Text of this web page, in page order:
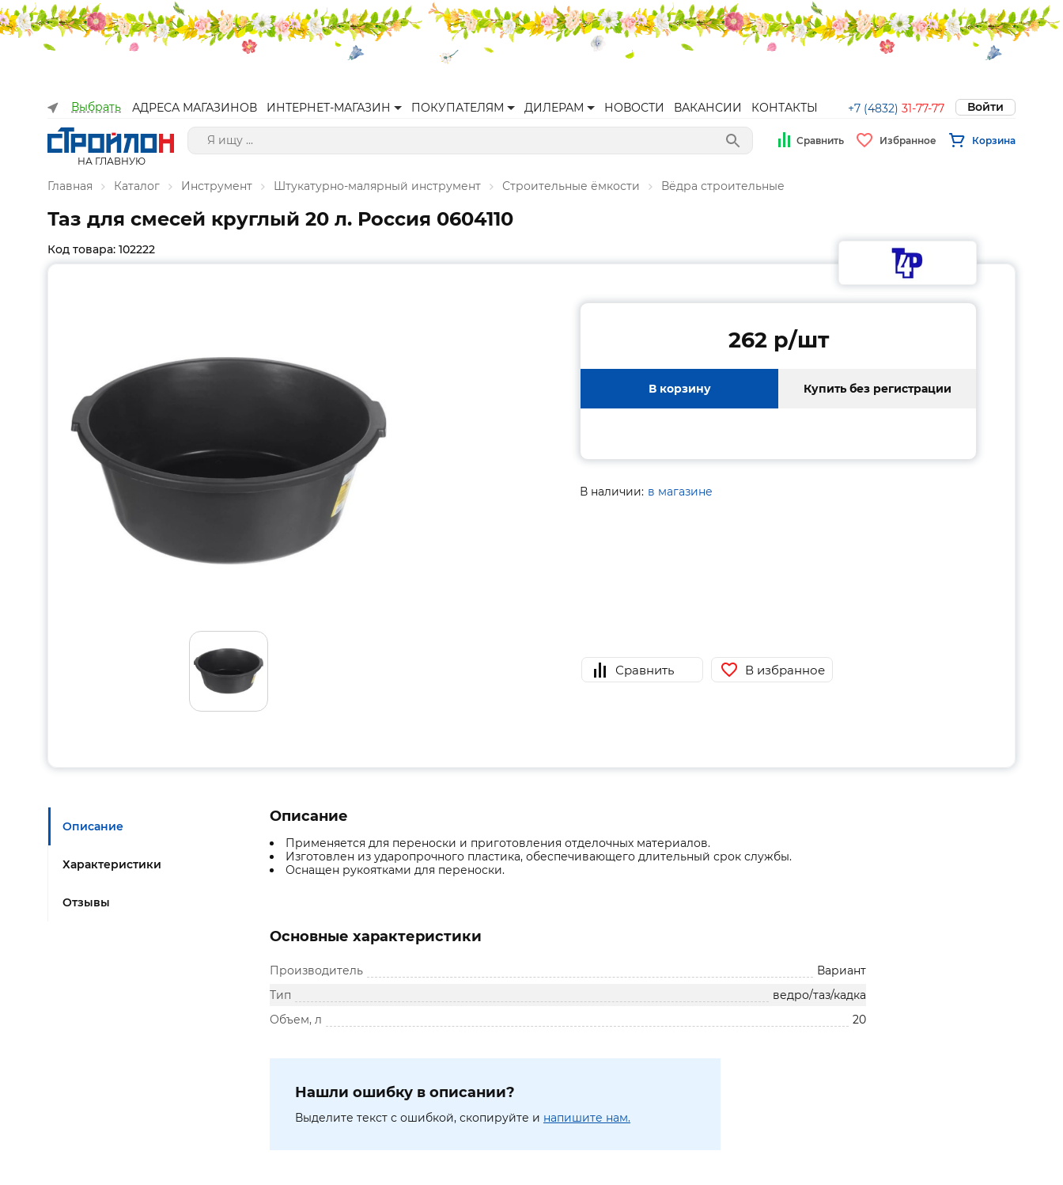
Выбрать АДРЕСА МАГАЗИНОВ ИНТЕРНЕТ-МАГАЗИН ПОКУПАТЕЛЯМ ДИЛЕРАМ НОВОСТИ ВАКАНСИИ КОНТАКТЫ +7 (4832) 31-77-77 Войти
НА ГЛАВНУЮ
Сравнить Избранное Корзина
Главная Каталог Инструмент Штукатурно-малярный инструмент Строительные ёмкости Вёдра строительные
Таз для смесей круглый 20 л. Россия 0604110
Код товара: 102222
262 p/шт
В корзину Купить без регистрации
В наличии: в магазине
Сравнить В избранное
Описание
Характеристики
Отзывы
Описание
Применяется для переноски и приготовления отделочных материалов.
Изготовлен из ударопрочного пластика, обеспечивающего длительный срок службы.
Оснащен рукоятками для переноски.
Основные характеристики
Производитель
Вариант
Тип
ведро/таз/кадка
Объем, л
20
Нашли ошибку в описании?
Выделите текст с ошибкой, скопируйте и напишите нам.